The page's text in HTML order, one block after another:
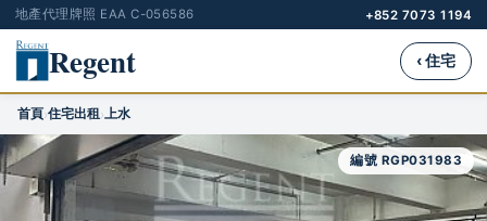
地產代理牌照 EAA C-056586 +852 7073 1194
Regent ‹ 住宅
首頁›住宅出租›上水
編號 RGP031983